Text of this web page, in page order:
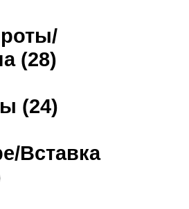
(28)
(24)
Вставка